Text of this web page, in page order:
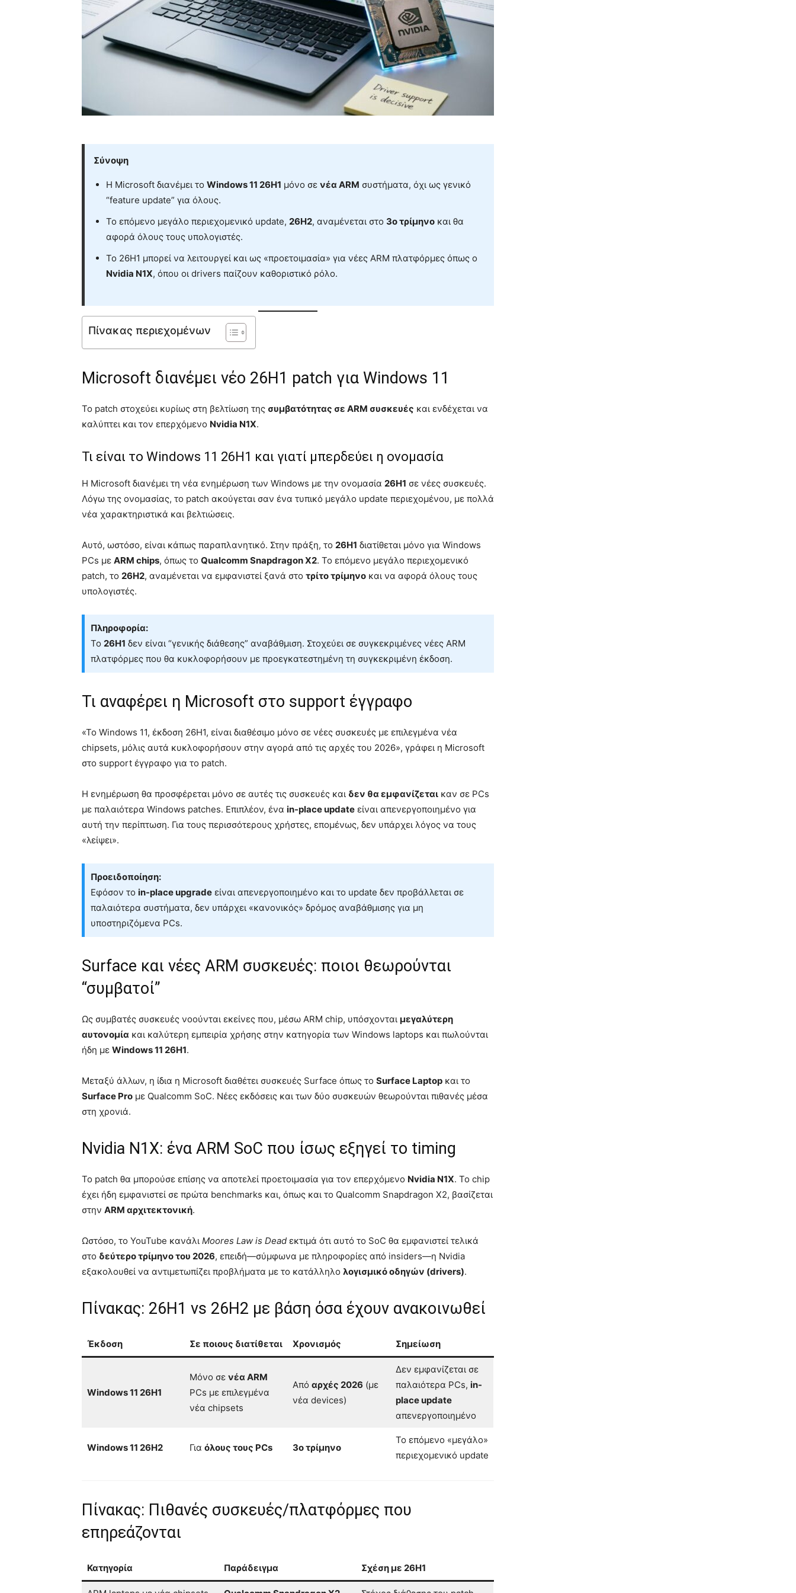
Σύνοψη
Η Microsoft διανέμει το Windows 11 26H1 μόνο σε νέα ARM συστήματα, όχι ως γενικό
“feature update” για όλους.
Το επόμενο μεγάλο περιεχομενικό update, 26H2, αναμένεται στο 3ο τρίμηνο και θα
αφορά όλους τους υπολογιστές.
Το 26H1 μπορεί να λειτουργεί και ως «προετοιμασία» για νέες ARM πλατφόρμες όπως ο
Nvidia N1X, όπου οι drivers παίζουν καθοριστικό ρόλο.
Πίνακας περιεχομένων
Microsoft διανέμει νέο 26H1 patch για Windows 11
Το patch στοχεύει κυρίως στη βελτίωση της συμβατότητας σε ARM συσκευές και ενδέχεται να
καλύπτει και τον επερχόμενο Nvidia N1X.
Τι είναι το Windows 11 26H1 και γιατί μπερδεύει η ονομασία
Η Microsoft διανέμει τη νέα ενημέρωση των Windows με την ονομασία 26H1 σε νέες συσκευές.
Λόγω της ονομασίας, το patch ακούγεται σαν ένα τυπικό μεγάλο update περιεχομένου, με πολλά
νέα χαρακτηριστικά και βελτιώσεις.
Αυτό, ωστόσο, είναι κάπως παραπλανητικό. Στην πράξη, το 26H1 διατίθεται μόνο για Windows
PCs με ARM chips, όπως το Qualcomm Snapdragon X2. Το επόμενο μεγάλο περιεχομενικό
patch, το 26H2, αναμένεται να εμφανιστεί ξανά στο τρίτο τρίμηνο και να αφορά όλους τους
υπολογιστές.
Πληροφορία:
Το 26H1 δεν είναι “γενικής διάθεσης” αναβάθμιση. Στοχεύει σε συγκεκριμένες νέες ARM
πλατφόρμες που θα κυκλοφορήσουν με προεγκατεστημένη τη συγκεκριμένη έκδοση.
Τι αναφέρει η Microsoft στο support έγγραφο
«Το Windows 11, έκδοση 26H1, είναι διαθέσιμο μόνο σε νέες συσκευές με επιλεγμένα νέα
chipsets, μόλις αυτά κυκλοφορήσουν στην αγορά από τις αρχές του 2026», γράφει η Microsoft
στο support έγγραφο για το patch.
Η ενημέρωση θα προσφέρεται μόνο σε αυτές τις συσκευές και δεν θα εμφανίζεται καν σε PCs
με παλαιότερα Windows patches. Επιπλέον, ένα in-place update είναι απενεργοποιημένο για
αυτή την περίπτωση. Για τους περισσότερους χρήστες, επομένως, δεν υπάρχει λόγος να τους
«λείψει».
Προειδοποίηση:
Εφόσον το in-place upgrade είναι απενεργοποιημένο και το update δεν προβάλλεται σε
παλαιότερα συστήματα, δεν υπάρχει «κανονικός» δρόμος αναβάθμισης για μη
υποστηριζόμενα PCs.
Surface και νέες ARM συσκευές: ποιοι θεωρούνται
“συμβατοί”
Ως συμβατές συσκευές νοούνται εκείνες που, μέσω ARM chip, υπόσχονται μεγαλύτερη
αυτονομία και καλύτερη εμπειρία χρήσης στην κατηγορία των Windows laptops και πωλούνται
ήδη με Windows 11 26H1.
Μεταξύ άλλων, η ίδια η Microsoft διαθέτει συσκευές Surface όπως το Surface Laptop και το
Surface Pro με Qualcomm SoC. Νέες εκδόσεις και των δύο συσκευών θεωρούνται πιθανές μέσα
στη χρονιά.
Nvidia N1X: ένα ARM SoC που ίσως εξηγεί το timing
Το patch θα μπορούσε επίσης να αποτελεί προετοιμασία για τον επερχόμενο Nvidia N1X. Το chip
έχει ήδη εμφανιστεί σε πρώτα benchmarks και, όπως και το Qualcomm Snapdragon X2, βασίζεται
στην ARM αρχιτεκτονική.
Ωστόσο, το YouTube κανάλι Moores Law is Dead εκτιμά ότι αυτό το SoC θα εμφανιστεί τελικά
στο δεύτερο τρίμηνο του 2026, επειδή—σύμφωνα με πληροφορίες από insiders—η Nvidia
εξακολουθεί να αντιμετωπίζει προβλήματα με το κατάλληλο λογισμικό οδηγών (drivers).
Πίνακας: 26H1 vs 26H2 με βάση όσα έχουν ανακοινωθεί
Έκδοση Σε ποιους διατίθεται Χρονισμός Σημείωση
Windows 11 26H1
Μόνο σε νέα ARM
PCs με επιλεγμένα
νέα chipsets
Από αρχές 2026 (με
νέα devices)
Δεν εμφανίζεται σε
παλαιότερα PCs, in-
place update
απενεργοποιημένο
Windows 11 26H2 Για όλους τους PCs 3ο τρίμηνο
Το επόμενο «μεγάλο»
περιεχομενικό update
Πίνακας: Πιθανές συσκευές/πλατφόρμες που
επηρεάζονται
Κατηγορία Παράδειγμα Σχέση με 26H1